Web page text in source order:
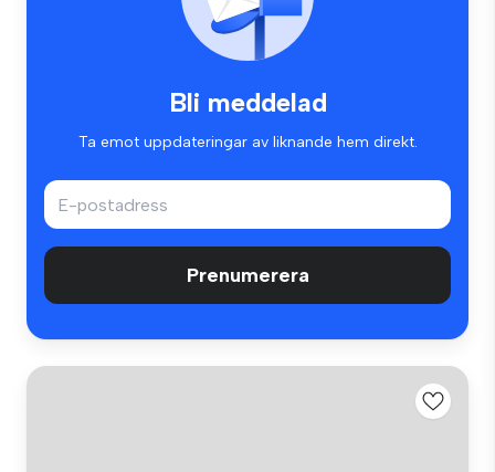
Bli meddelad
Ta emot uppdateringar av liknande hem direkt.
Prenumerera